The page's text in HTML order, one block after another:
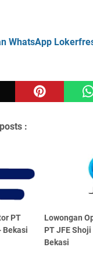
WhatsApp
:
PT
Bekasi
Lowongan
PT JFE
Bekasi